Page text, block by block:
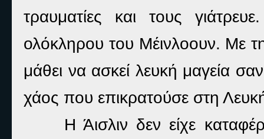
τραυματίες και τους
ολόκληρου του Μέινλοουν. Με
μάθει να ασκεί λευκή μαγεία
χάος που επικρατούσε στη
Η Άισλιν δεν είχε